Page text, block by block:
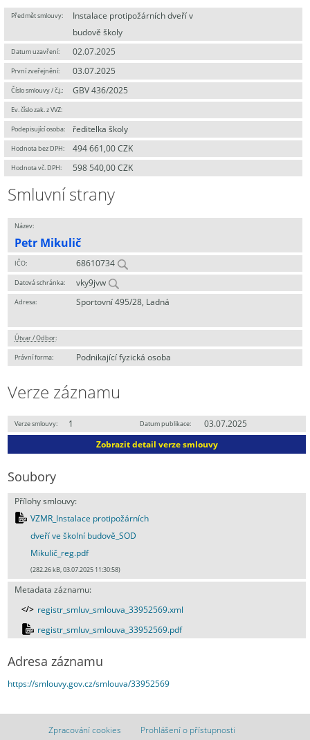
Předmět smlouvy:
Instalace protipožárních dveří v
budově školy
Datum uzavření: 02.07.2025
První zveřejnění: 03.07.2025
Číslo smlouvy / č.j.: GBV 436/2025
Ev. číslo zak. z VVZ:
Podepisující osoba: ředitelka školy
Hodnota bez DPH: 494 661,00 CZK
Hodnota vč. DPH: 598 540,00 CZK
Smluvní strany
Název:
Petr Mikulič
IČO: 68610734
Datová schránka: vky9jvw
Adresa: Sportovní 495/28, Ladná
Útvar / Odbor:
Právní forma: Podnikající fyzická osoba
Verze záznamu
Verze smlouvy: 1 Datum publikace:
03.07.2025
Zobrazit detail verze smlouvy
Soubory
Přílohy smlouvy:
VZMR_Instalace protipožárních
dveří ve školní budově_SOD
Mikulič_reg.pdf
(282.26 kB, 03.07.2025 11:30:58)
Metadata záznamu:
registr_smluv_smlouva_33952569.xml
registr_smluv_smlouva_33952569.pdf
Adresa záznamu
https://smlouvy.gov.cz/smlouva/33952569
Zpracování cookies Prohlášení o přístupnosti